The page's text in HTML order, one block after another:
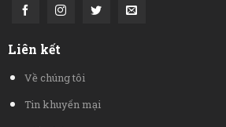
Liên kết
Về chúng tôi
Tin khuyến mại